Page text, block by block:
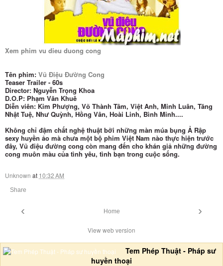
Xem phim vu dieu duong cong
Tên phim: Vũ Điệu Đường Cong
Teaser Trailer - 60s
Director: Nguyễn Trọng Khoa
D.O.P: Phạm Văn Khuê
Diễn viên: Kim Phượng, Võ Thành Tâm, Việt Anh, Minh Luân, Tăng
Nhật Tuệ, Như Quỳnh, Hồng Vân, Hoài Linh, Bình Minh....
Không chỉ đậm chất nghệ thuật bởi những màn múa bụng Ả Rập
sexy huyền ảo mà chưa một bộ phim Việt Nam nào thực hiện trước
đây, Vũ điệu đường cong còn mang đến cho khán giả những đường
cong muôn màu của tình yêu, tình bạn trong cuộc sống.
Unknown at 10:32 AM
Share
‹ ›
Home
View web version
Tem Phép Thuật - Pháp sư
huyền thoại